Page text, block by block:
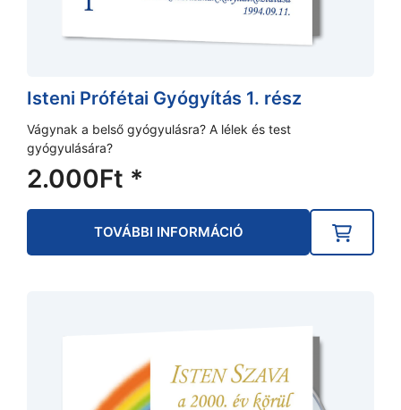
Isteni Prófétai Gyógyítás 1. rész
Vágynak a belső gyógyulásra? A lélek és test
gyógyulására?
2.000Ft *
TOVÁBBI INFORMÁCIÓ